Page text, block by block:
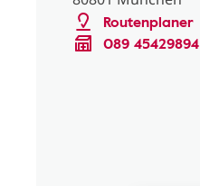
Routenplaner
089 45429894